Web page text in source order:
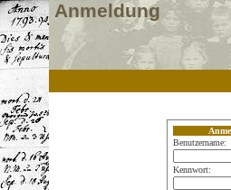
Anmeldung
Benutzername:
Kennwort: